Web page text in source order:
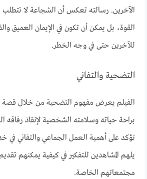
الآخرين. رسالته تعكس أن الشجاعة لا تتطلب
القوة، بل يمكن أن تكون في الإيمان العميق
للآخرين حتى في وجه الخطر.
التضحية والتفاني
الفيلم يعرض مفهوم التضحية من خلال
براحة حياته وسلامته الشخصية لإنقاذ رفاقه
تؤكد على أهمية العمل الجماعي والتفاني في
يلهم المشاهدين للتفكير في كيفية يمكنهم
مجتمعاتهم الخاصة.